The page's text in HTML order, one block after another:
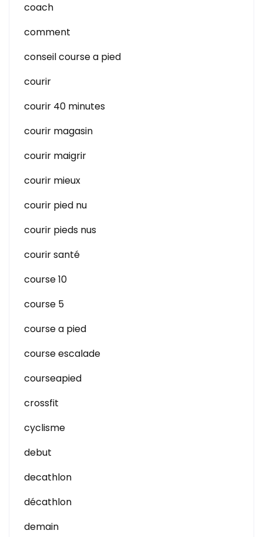
coach
comment
conseil course a pied
courir
courir 40 minutes
courir magasin
courir maigrir
courir mieux
courir pied nu
courir pieds nus
courir santé
course 10
course 5
course a pied
course escalade
courseapied
crossfit
cyclisme
debut
decathlon
décathlon
demain